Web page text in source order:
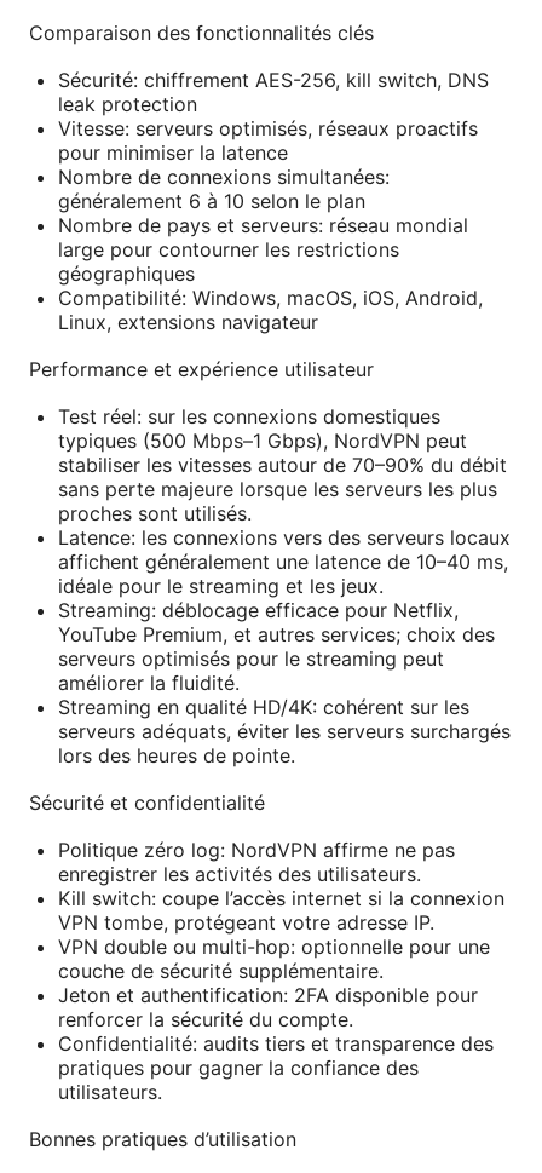
Comparaison des fonctionnalités clés
Sécurité: chiffrement AES-256, kill switch, DNS
leak protection
Vitesse: serveurs optimisés, réseaux proactifs
pour minimiser la latence
Nombre de connexions simultanées:
généralement 6 à 10 selon le plan
Nombre de pays et serveurs: réseau mondial
large pour contourner les restrictions
géographiques
Compatibilité: Windows, macOS, iOS, Android,
Linux, extensions navigateur
Performance et expérience utilisateur
Test réel: sur les connexions domestiques
typiques (500 Mbps–1 Gbps), NordVPN peut
stabiliser les vitesses autour de 70–90% du débit
sans perte majeure lorsque les serveurs les plus
proches sont utilisés.
Latence: les connexions vers des serveurs locaux
affichent généralement une latence de 10–40 ms,
idéale pour le streaming et les jeux.
Streaming: déblocage efficace pour Netflix,
YouTube Premium, et autres services; choix des
serveurs optimisés pour le streaming peut
améliorer la fluidité.
Streaming en qualité HD/4K: cohérent sur les
serveurs adéquats, éviter les serveurs surchargés
lors des heures de pointe.
Sécurité et confidentialité
Politique zéro log: NordVPN affirme ne pas
enregistrer les activités des utilisateurs.
Kill switch: coupe l’accès internet si la connexion
VPN tombe, protégeant votre adresse IP.
VPN double ou multi-hop: optionnelle pour une
couche de sécurité supplémentaire.
Jeton et authentification: 2FA disponible pour
renforcer la sécurité du compte.
Confidentialité: audits tiers et transparence des
pratiques pour gagner la confiance des
utilisateurs.
Bonnes pratiques d’utilisation